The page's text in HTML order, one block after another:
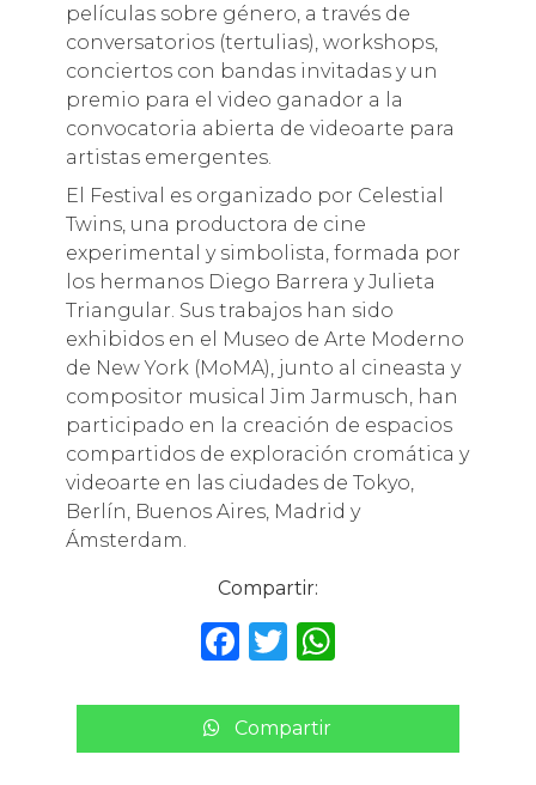
películas sobre género, a través de
conversatorios (tertulias), workshops,
conciertos con bandas invitadas y un
premio para el video ganador a la
convocatoria abierta de videoarte para
artistas emergentes.
El Festival es organizado por Celestial
Twins, una productora de cine
experimental y simbolista, formada por
los hermanos Diego Barrera y Julieta
Triangular. Sus trabajos han sido
exhibidos en el Museo de Arte Moderno
de New York (MoMA), junto al cineasta y
compositor musical Jim Jarmusch, han
participado en la creación de espacios
compartidos de exploración cromática y
videoarte en las ciudades de Tokyo,
Berlín, Buenos Aires, Madrid y
Ámsterdam.
Compartir:
F
c
e
T
it
te
W
a
ts
Compartir